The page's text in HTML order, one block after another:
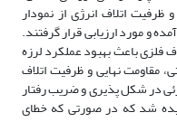
اتلاف انرژی از نمودار
مورد ارزیابی قرار گرفتند.
فلزی باعث بهبود عملکرد لرزه
مقاومت نهایی و ظرفیت اتلاف
در شکل پذیری و ضریب رفتار
شد که در صورتی که خطای